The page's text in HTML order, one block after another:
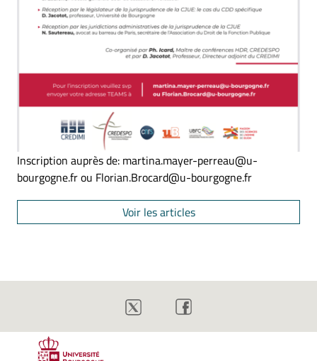
Inscription auprès de: martina.mayer-perreau@u-
bourgogne.fr ou Florian.Brocard@u-bourgogne.fr
Voir les articles